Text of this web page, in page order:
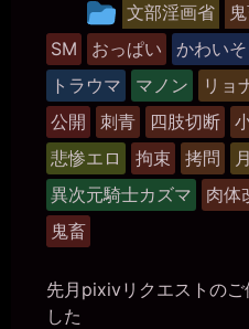
投
稿
グ
ル
ー
プ
文部淫画省
SM
おっぱい かわい
トラウマ
マノン リョ
公開
刺青 四肢切断
悲惨エロ
拘束 拷問 月
異次元騎士カズマ
肉体
鬼畜
先月pixivリクエストのご
した